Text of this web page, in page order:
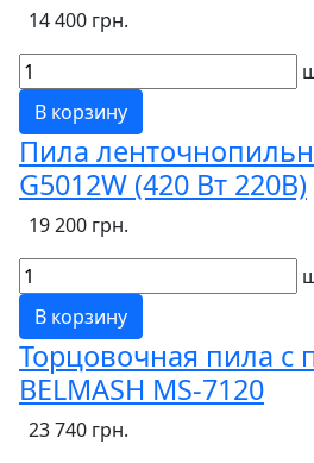
14 400 грн.
В корзину
Пила
G5012W (420 Вт 220В)
19 200 грн.
В корзину
Торцовочная пила с
BELMASH MS-7120
23 740 грн.